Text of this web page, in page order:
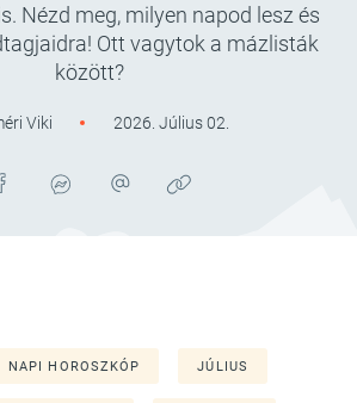
Nézd meg, milyen napod lesz és
Ott vagytok a mázlisták
között?
Viki 2026. Július 02.
NAPI HOROSZKÓP JÚLIUS